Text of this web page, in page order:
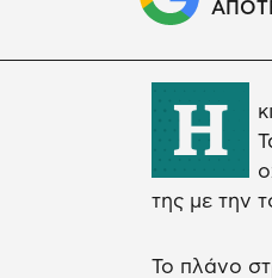
Η
της με την
Το πλάνο